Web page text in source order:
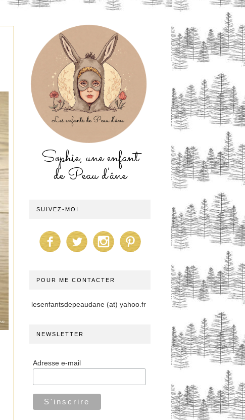
Sophie, une enfant
de Peau d'âne
SUIVEZ-MOI
POUR ME CONTACTER
lesenfantsdepeaudane (at) yahoo.fr
NEWSLETTER
Adresse e-mail